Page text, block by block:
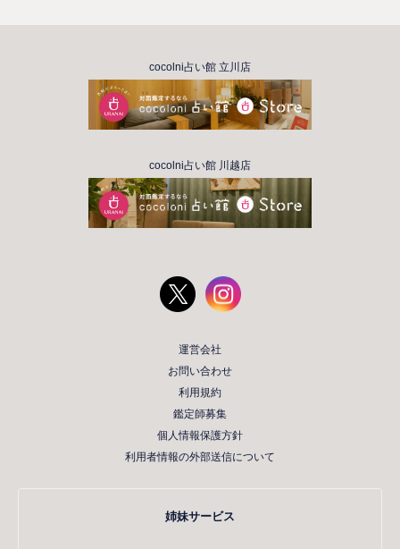
cocolni占い館 立川店
cocolni占い館 川越店
運営会社
お問い合わせ
利用規約
鑑定師募集
個人情報保護方針
利用者情報の外部送信について
姉妹サービス